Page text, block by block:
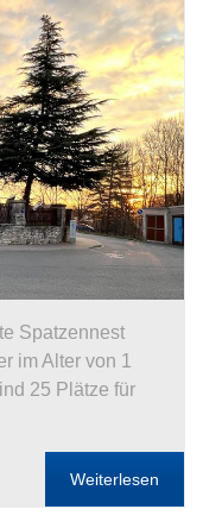
Spatzennest
im Alter von 1
25 Plätze für
Weiterlesen